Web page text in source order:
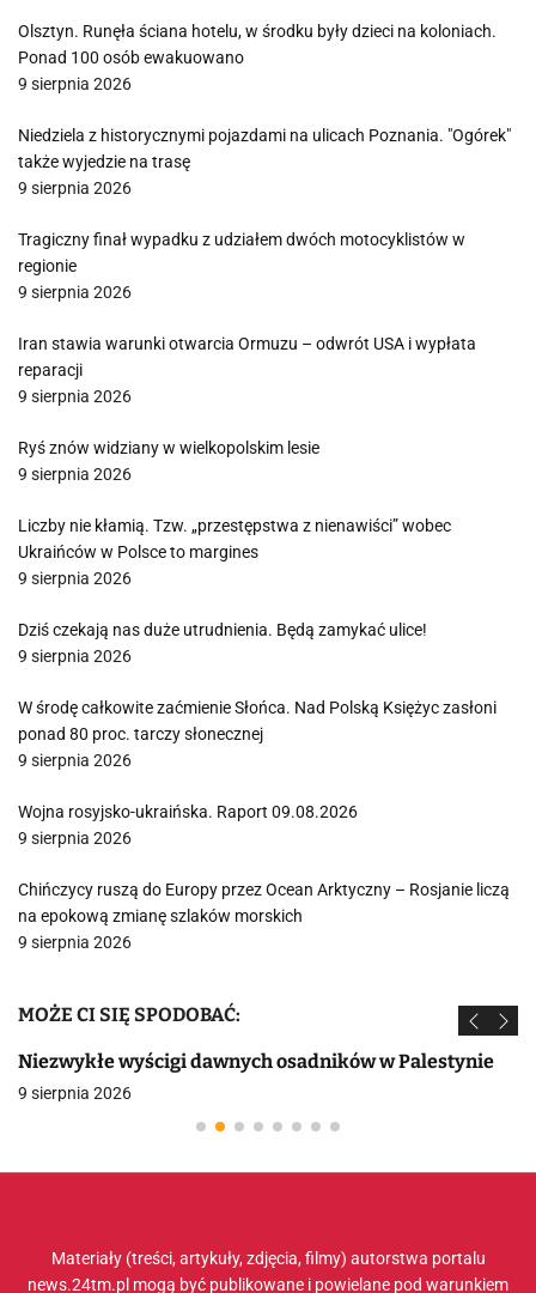
Olsztyn. Runęła ściana hotelu, w środku były dzieci na koloniach.
Ponad 100 osób ewakuowano
9 sierpnia 2026
Niedziela z historycznymi pojazdami na ulicach Poznania. "Ogórek"
także wyjedzie na trasę
9 sierpnia 2026
Tragiczny finał wypadku z udziałem dwóch motocyklistów w
regionie
9 sierpnia 2026
Iran stawia warunki otwarcia Ormuzu – odwrót USA i wypłata
reparacji
9 sierpnia 2026
Ryś znów widziany w wielkopolskim lesie
9 sierpnia 2026
Liczby nie kłamią. Tzw. „przestępstwa z nienawiści” wobec
Ukraińców w Polsce to margines
9 sierpnia 2026
Dziś czekają nas duże utrudnienia. Będą zamykać ulice!
9 sierpnia 2026
W środę całkowite zaćmienie Słońca. Nad Polską Księżyc zasłoni
ponad 80 proc. tarczy słonecznej
9 sierpnia 2026
Wojna rosyjsko-ukraińska. Raport 09.08.2026
9 sierpnia 2026
Chińczycy ruszą do Europy przez Ocean Arktyczny – Rosjanie liczą
na epokową zmianę szlaków morskich
9 sierpnia 2026
MOŻE CI SIĘ SPODOBAĆ:
Niezwykłe wyścigi dawnych osadników w Palestynie
9 sierpnia 2026
Materiały (treści, artykuły, zdjęcia, filmy) autorstwa portalu
news.24tm.pl mogą być publikowane i powielane pod warunkiem